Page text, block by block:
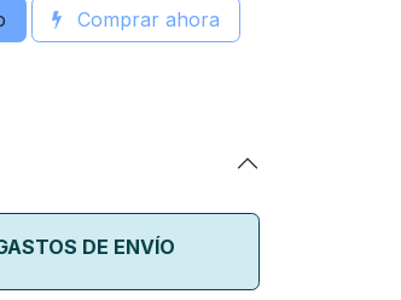
Comprar ahora
DE ENVÍO